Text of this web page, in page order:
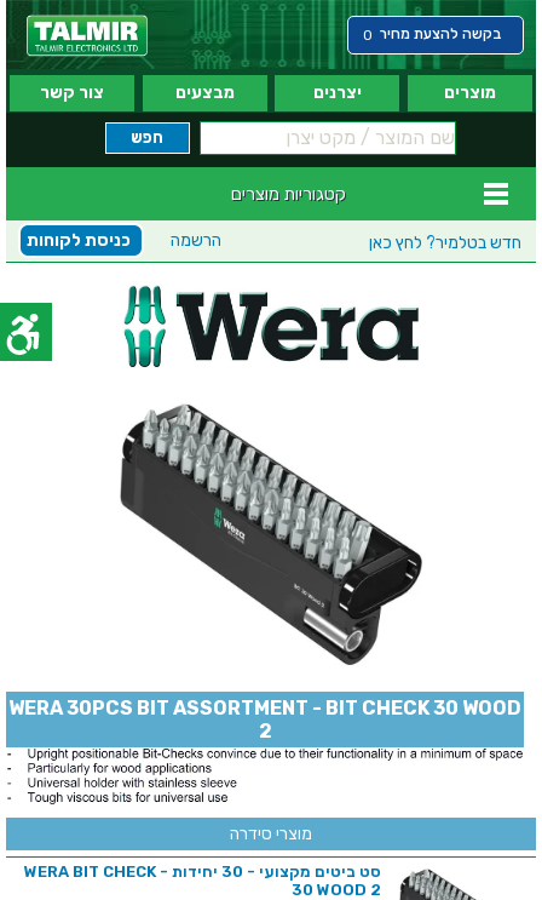
בקשה להצעת מחיר 0
מוצרים יצרנים מבצעים צור קשר
קטגוריות מוצרים
חדש בטלמיר? לחץ כאן כניסת לקוחות הרשמה
WERA 30PCS BIT ASSORTMENT - BIT CHECK 30 WOOD
2
מוצרי סידרה
סט ביטים מקצועי - 30 יחידות - WERA BIT CHECK
30 WOOD 2